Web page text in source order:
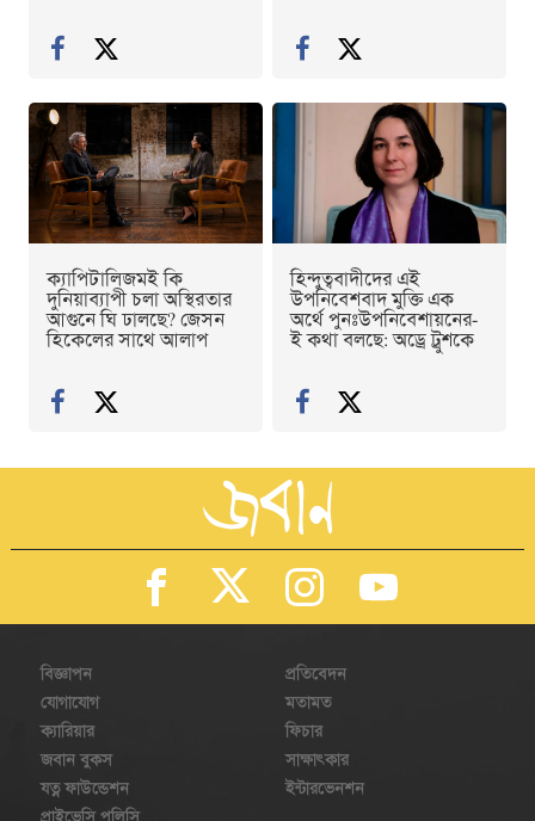
ক্যাপিটালিজমই কি
দুনিয়াব্যাপী চলা অস্থিরতার
আগুনে ঘি ঢালছে? জেসন
হিকেলের সাথে আলাপ
হিন্দুত্ববাদীদের এই
উপনিবেশবাদ মুক্তি এক
অর্থে পুনঃউপনিবেশায়নের-
ই কথা বলছে: অড্রে ট্রুশকে
বিজ্ঞাপন
যোগাযোগ
ক্যারিয়ার
জবান বুকস
যত্ন ফাউন্ডেশন
প্রতিবেদন
মতামত
ফিচার
সাক্ষাৎকার
ইন্টারভেনশন